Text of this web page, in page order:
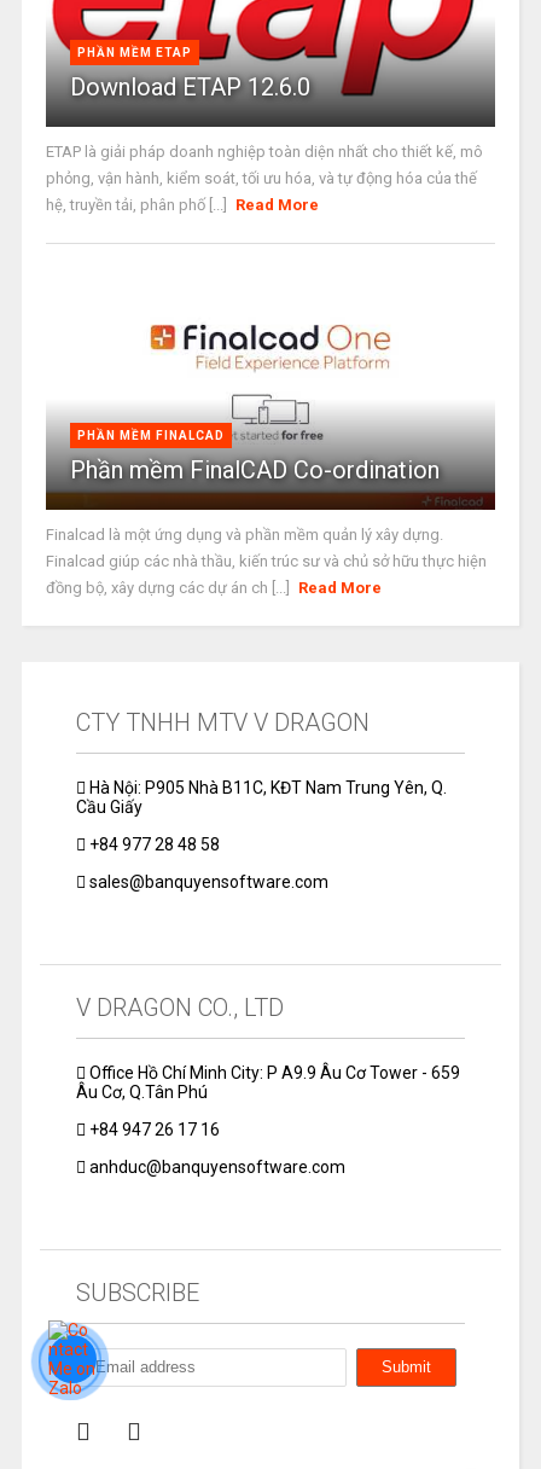
PHẦN MỀM ETAP
Download ETAP 12.6.0
ETAP là giải pháp doanh nghiệp toàn diện nhất cho thiết kế, mô
phỏng, vận hành, kiểm soát, tối ưu hóa, và tự động hóa của thế
hệ, truyền tải, phân phố [...]
Read More
PHẦN MỀM FINALCAD
Phần mềm FinalCAD Co-ordination
Finalcad là một ứng dụng và phần mềm quản lý xây dựng.
Finalcad giúp các nhà thầu, kiến trúc sư và chủ sở hữu thực hiện
đồng bộ, xây dựng các dự án ch [...]
Read More
CTY TNHH MTV V DRAGON
Hà Nội: P905 Nhà B11C, KĐT Nam Trung Yên, Q.
Cầu Giấy
+84 977 28 48 58
sales@banquyensoftware.com
V DRAGON CO., LTD
Office Hồ Chí Minh City: P A9.9 Âu Cơ Tower - 659
Âu Cơ, Q.Tân Phú
+84 947 26 17 16
anhduc@banquyensoftware.com
SUBSCRIBE